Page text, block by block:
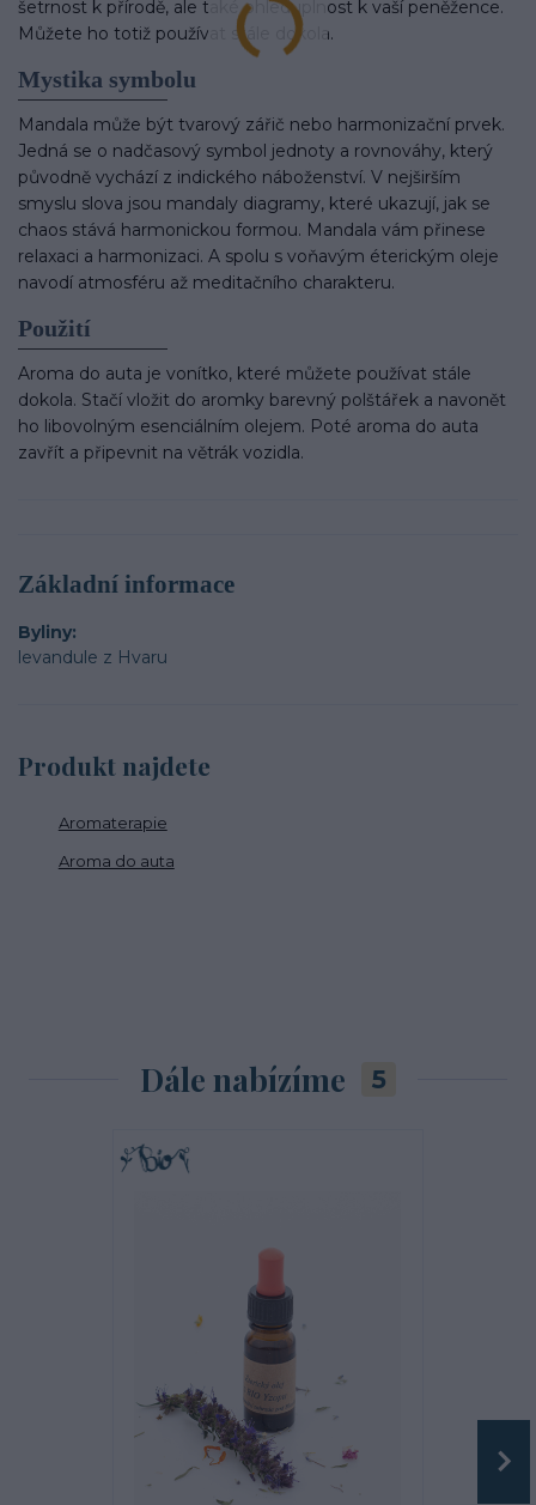
šetrnost k přírodě, ale také ohleduplnost k vaší peněžence.
Můžete ho totiž používat stále dokola.
Mystika symbolu
Mandala může být tvarový zářič nebo harmonizační prvek.
Jedná se o nadčasový symbol jednoty a rovnováhy, který
původně vychází z indického náboženství. V nejširším
smyslu slova jsou mandaly diagramy, které ukazují, jak se
chaos stává harmonickou formou. Mandala vám přinese
relaxaci a harmonizaci. A spolu s voňavým éterickým oleje
navodí atmosféru až meditačního charakteru.
Použití
Aroma do auta je vonítko, které můžete používat stále
dokola. Stačí vložit do aromky barevný polštářek a navonět
ho libovolným esenciálním olejem. Poté aroma do auta
zavřít a připevnit na větrák vozidla.
Základní informace
Byliny
levandule z Hvaru
Produkt najdete
Aromaterapie
Aroma do auta
Dále nabízíme 5